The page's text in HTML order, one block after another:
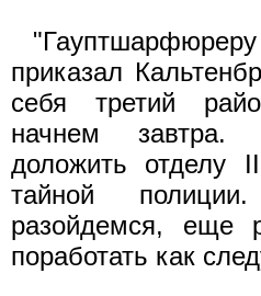
приказал
себя третий
начнем завтра.
доложить отделу II
тайной
разойдемся, еще
поработать как